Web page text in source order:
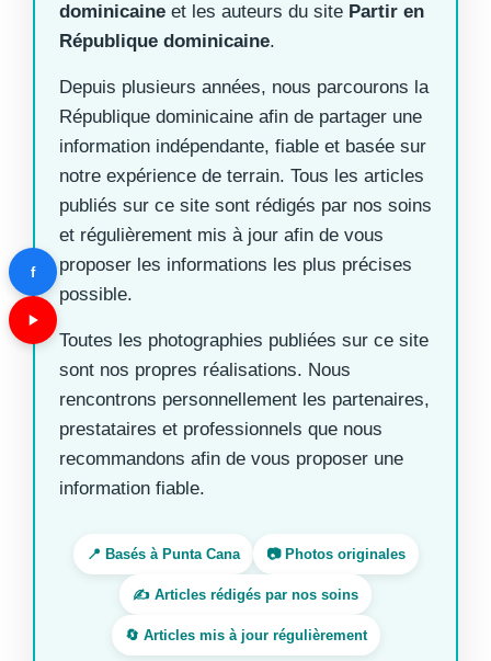
dominicaine et les auteurs du site Partir en
République dominicaine.
Depuis plusieurs années, nous parcourons la
République dominicaine afin de partager une
information indépendante, fiable et basée sur
notre expérience de terrain. Tous les articles
publiés sur ce site sont rédigés par nos soins
et régulièrement mis à jour afin de vous
proposer les informations les plus précises
possible.
Toutes les photographies publiées sur ce site
sont nos propres réalisations. Nous
rencontrons personnellement les partenaires,
prestataires et professionnels que nous
recommandons afin de vous proposer une
information fiable.
📍 Basés à Punta Cana 📷 Photos originales
✍️ Articles rédigés par nos soins
🔄 Articles mis à jour régulièrement
f